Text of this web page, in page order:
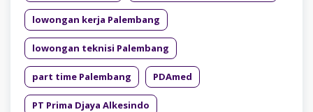
lowongan kerja Palembang
lowongan teknisi Palembang
part time Palembang PDAmed
PT Prima Djaya Alkesindo